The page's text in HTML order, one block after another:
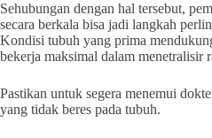
Sehubungan dengan hal tersebut,
secara berkala bisa jadi langkah
Kondisi tubuh yang prima
bekerja maksimal dalam menetralisir
Pastikan untuk segera menemui
yang tidak beres pada tubuh.